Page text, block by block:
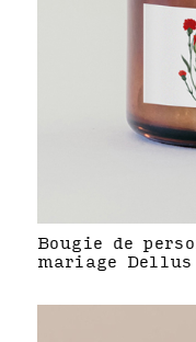
Bougie de
mariage Dellus